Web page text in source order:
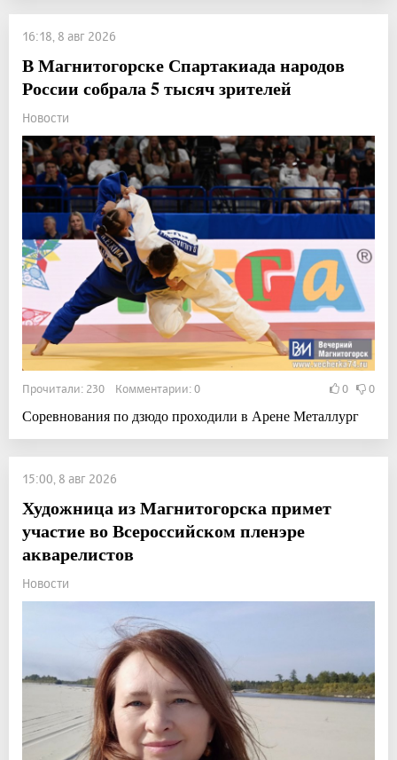
16:18, 8 авг 2026
В Магнитогорске Спартакиада народов
России собрала 5 тысяч зрителей
Новости
Прочитали: 230 Комментарии: 0 0 0
Соревнования по дзюдо проходили в Арене Металлург
15:00, 8 авг 2026
Художница из Магнитогорска примет
участие во Всероссийском пленэре
акварелистов
Новости